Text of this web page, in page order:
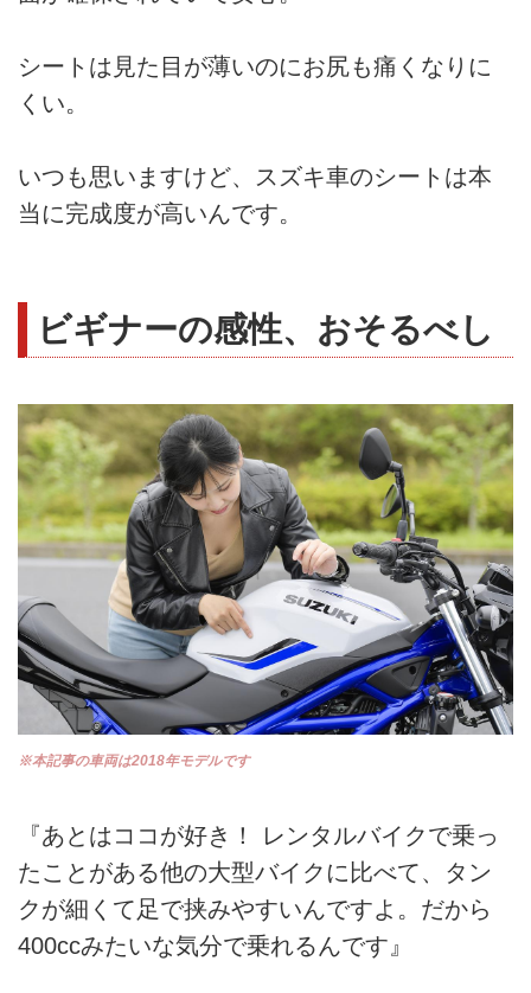
シートは見た目が薄いのにお尻も痛くなりに
くい。
いつも思いますけど、スズキ車のシートは本
当に完成度が高いんです。
ビギナーの感性、おそるべし
※本記事の車両は2018年モデルです
『あとはココが好き！ レンタルバイクで乗っ
たことがある他の大型バイクに比べて、タン
クが細くて足で挟みやすいんですよ。だから
400ccみたいな気分で乗れるんです』